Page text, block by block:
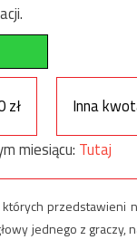
zł
Inna
miesiącu: Tutaj
jednego z graczy,